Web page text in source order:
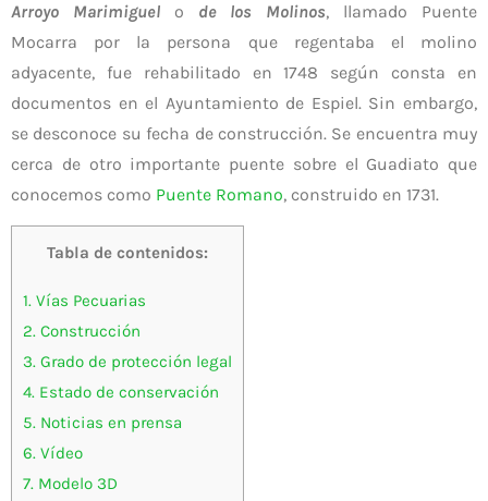
Arroyo Marimiguelo de los Molinos, llamado Puente
Mocarra por la persona que regentaba el molino
adyacente, fue rehabilitado en 1748 según consta en
documentos en el Ayuntamiento de Espiel. Sin embargo,
se desconoce su fecha de construcción. Se encuentra muy
cerca de otro importante puente sobre el Guadiato que
conocemos como Puente Romano, construido en 1731.
Tabla de contenidos:
1. Vías Pecuarias
2. Construcción
3. Grado de protección legal
4. Estado de conservación
5. Noticias en prensa
6. Vídeo
7. Modelo 3D